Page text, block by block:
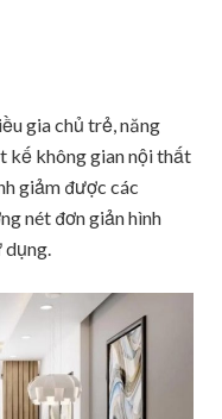
gia chủ trẻ, năng
kế không gian nội thất
giảm được các
nét đơn giản hình
dụng.